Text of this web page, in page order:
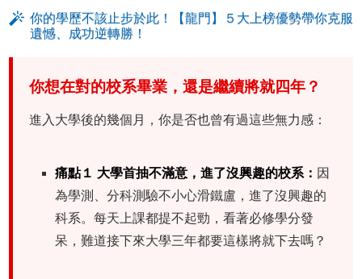
你的學歷不該止步於此！【龍門】５大上榜優勢帶你克服
遺憾、成功逆轉勝！
你想在對的校系畢業，還是繼續將就四年？
進入大學後的幾個月，你是否也曾有過這些無力感：
痛點１ 大學首抽不滿意，進了沒興趣的校系： 因
為學測、分科測驗不小心滑鐵盧，進了沒興趣的
科系。每天上課都提不起勁，看著必修學分發
呆，難道接下來大學三年都要這樣將就下去嗎？